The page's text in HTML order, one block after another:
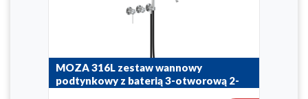
MOZA 316L zestaw wannowy
podtynkowy z baterią 3-otworową 2-